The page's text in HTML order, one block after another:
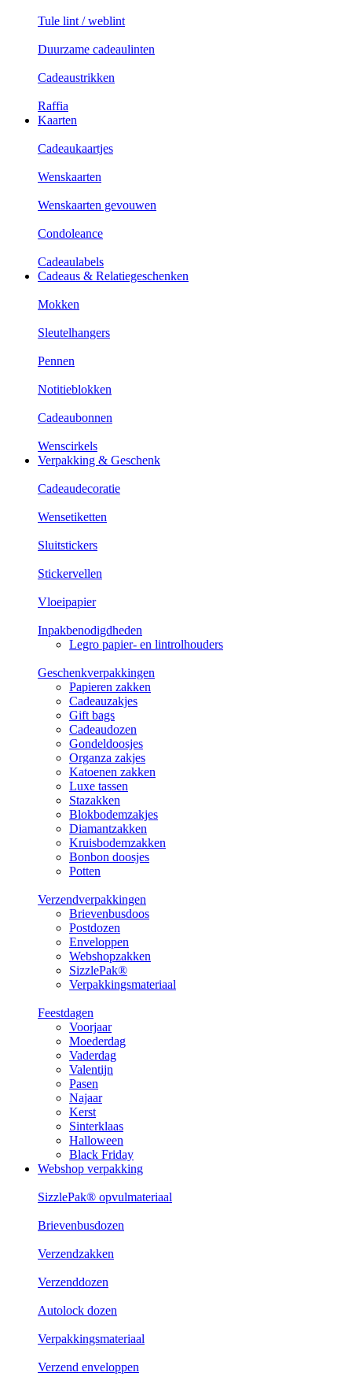
Tule lint / weblint
Duurzame cadeaulinten
Cadeaustrikken
Raffia
Kaarten
Cadeaukaartjes
Wenskaarten
Wenskaarten gevouwen
Condoleance
Cadeaulabels
Cadeaus & Relatiegeschenken
Mokken
Sleutelhangers
Pennen
Notitieblokken
Cadeaubonnen
Wenscirkels
Verpakking & Geschenk
Cadeaudecoratie
Wensetiketten
Sluitstickers
Stickervellen
Vloeipapier
Inpakbenodigdheden
Legro papier- en lintrolhouders
Geschenkverpakkingen
Papieren zakken
Cadeauzakjes
Gift bags
Cadeaudozen
Gondeldoosjes
Organza zakjes
Katoenen zakken
Luxe tassen
Stazakken
Blokbodemzakjes
Diamantzakken
Kruisbodemzakken
Bonbon doosjes
Potten
Verzendverpakkingen
Brievenbusdoos
Postdozen
Enveloppen
Webshopzakken
SizzlePak®
Verpakkingsmateriaal
Feestdagen
Voorjaar
Moederdag
Vaderdag
Valentijn
Pasen
Najaar
Kerst
Sinterklaas
Halloween
Black Friday
Webshop verpakking
SizzlePak® opvulmateriaal
Brievenbusdozen
Verzendzakken
Verzenddozen
Autolock dozen
Verpakkingsmateriaal
Verzend enveloppen